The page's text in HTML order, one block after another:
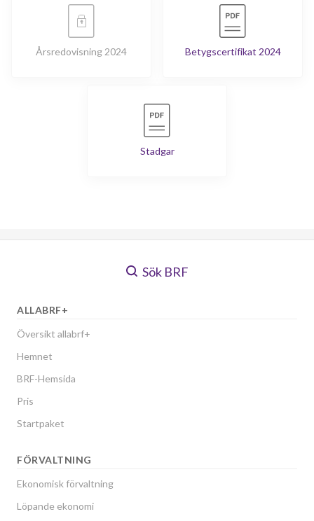
Årsredovisning 2024 Betygscertifikat 2024
Stadgar
Sök BRF
ALLABRF+
Översikt allabrf+
Hemnet
BRF-Hemsida
Pris
Startpaket
FÖRVALTNING
Ekonomisk förvaltning
Löpande ekonomi